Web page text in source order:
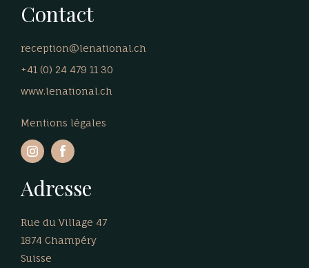
Contact
reception@lenational.ch
+41 (0) 24 479 11 30
www.lenational.ch
Mentions légales
Adresse
Rue du Village 47
1874 Champéry
Suisse